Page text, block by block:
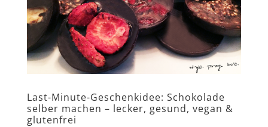
Last-Minute-Geschenkidee: Schokolade
selber machen – lecker, gesund, vegan &
glutenfrei